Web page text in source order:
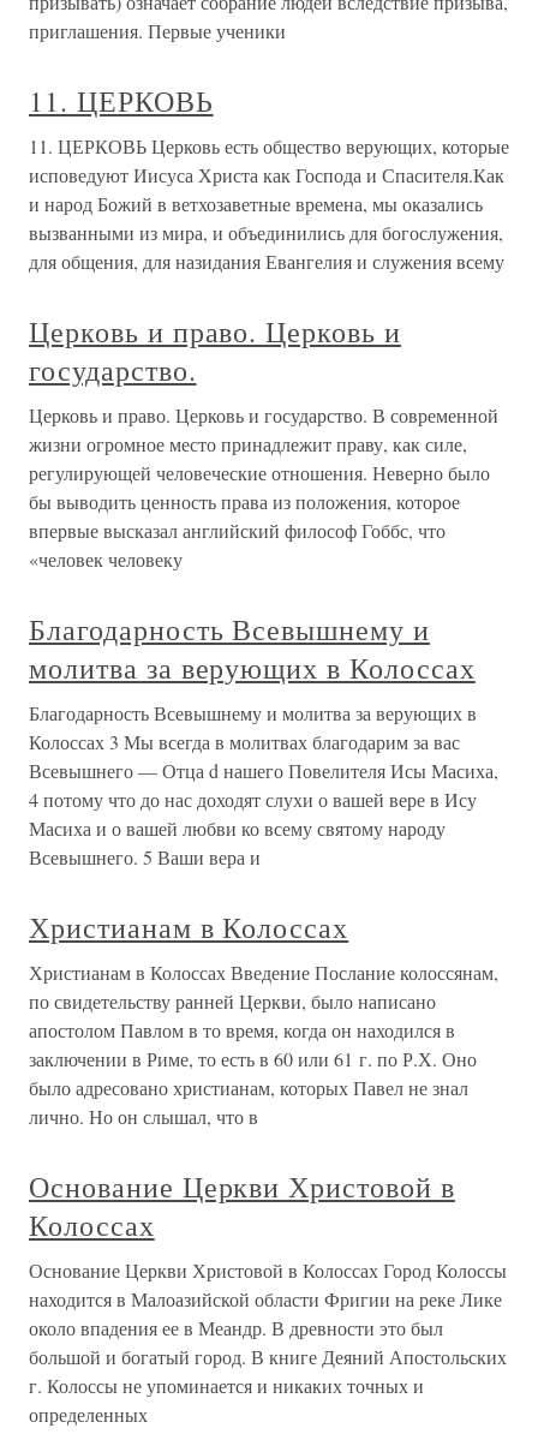
приглашения. Первые ученики
11. ЦЕРКОВЬ
11. ЦЕРКОВЬ Церковь есть общество верующих, которые
исповедуют Иисуса Христа как Господа и Спасителя.Как
и народ Божий в ветхозаветные времена, мы оказались
вызванными из мира, и объединились для богослужения,
для общения, для назидания Евангелия и служения всему
Церковь и право. Церковь и
государство.
Церковь и право. Церковь и государство. В современной
жизни огромное место принадлежит праву, как силе,
регулирующей человеческие отношения. Неверно было
бы выводить ценность права из положения, которое
впервые высказал английский философ Гоббс, что
«человек человеку
Благодарность Всевышнему и
молитва за верующих в Колоссах
Благодарность Всевышнему и молитва за верующих в
Колоссах 3 Мы всегда в молитвах благодарим за вас
Всевышнего — Отца d нашего Повелителя Исы Масиха,
4 потому что до нас доходят слухи о вашей вере в Ису
Масиха и о вашей любви ко всему святому народу
Всевышнего. 5 Ваши вера и
Христианам в Колоссах
Христианам в Колоссах Введение Послание колоссянам,
по свидетельству ранней Церкви, было написано
апостолом Павлом в то время, когда он находился в
заключении в Риме, то есть в 60 или 61 г. по Р.Х. Оно
было адресовано христианам, которых Павел не знал
лично. Но он слышал, что в
Основание Церкви Христовой в
Колоссах
Основание Церкви Христовой в Колоссах Город Колоссы
находится в Малоазийской области Фригии на реке Лике
около впадения ее в Меандр. В древности это был
большой и богатый город. В книге Деяний Апостольских
г. Колоссы не упоминается и никаких точных и
определенных